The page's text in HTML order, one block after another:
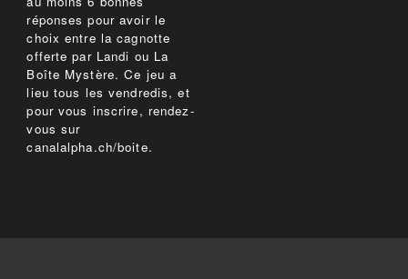
réponses pour avoir le
choix entre la cagnotte
offerte par Landi ou La
Boîte Mystère. Ce jeu a
lieu tous les vendredis, et
pour vous inscrire, rendez-
vous sur
canalalpha.ch/boite.